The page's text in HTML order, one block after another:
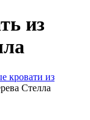
из
кровати из
Стелла